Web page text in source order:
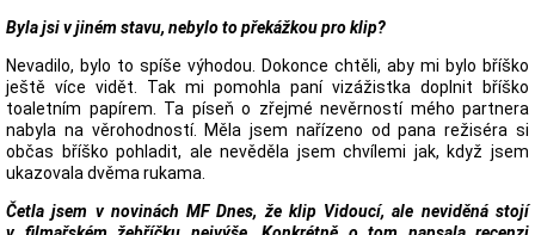
Byla jsi v jiném stavu, nebylo to překážkou pro klip?
Nevadilo, bylo to spíše výhodou. Dokonce chtěli, aby mi bylo bříško
ještě více vidět. Tak mi pomohla paní vizážistka doplnit bříško
toaletním papírem. Ta píseň o zřejmé nevěrností mého partnera
nabyla na věrohodností. Měla jsem nařízeno od pana režiséra si
občas bříško pohladit, ale nevěděla jsem chvílemi jak, když jsem
ukazovala dvěma rukama.
Četla jsem v novinách MF Dnes, že klip Vidoucí, ale neviděná stojí